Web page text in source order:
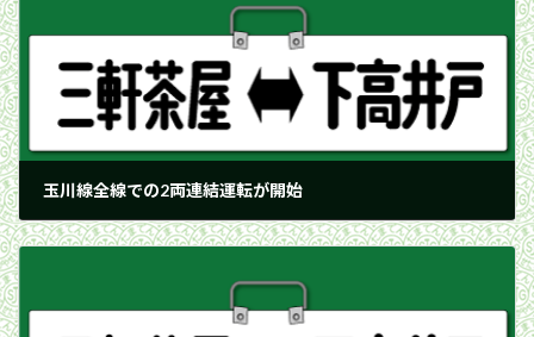
玉川線全線での2両連結運転が開始
1953年6月10日